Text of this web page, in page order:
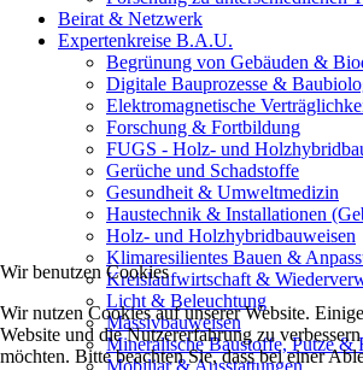
Beirat & Netzwerk
Expertenkreise B.A.U.
Begrünung von Gebäuden &
Digitale Bauprozesse &
Elektromagnetische
Forschung & Fortbildung
FUGS - Holz- und
Gerüche und Schadstoffe
Gesundheit & Umweltmedizin
Haustechnik & Installationen
Holz- und Holzhybridbauweisen
Klimaresilientes Bauen &
Kreislaufwirtschaft &
Licht & Beleuchtung
Massivbauweisen
Mineralische Baustoffe, Putze &
Mobiliar & Ausstattungen
Wir benutzen Cookies
Wir nutzen Cookies auf unserer Website.
Website und die Nutzererfahrung zu
möchten. Bitte beachten Sie, dass bei einer